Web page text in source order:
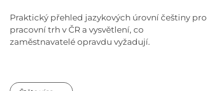
Praktický přehled jazykových úrovní češtiny pro
pracovní trh v ČR a vysvětlení, co
zaměstnavatelé opravdu vyžadují.